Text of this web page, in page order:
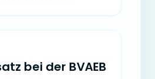
bei der BVAEB